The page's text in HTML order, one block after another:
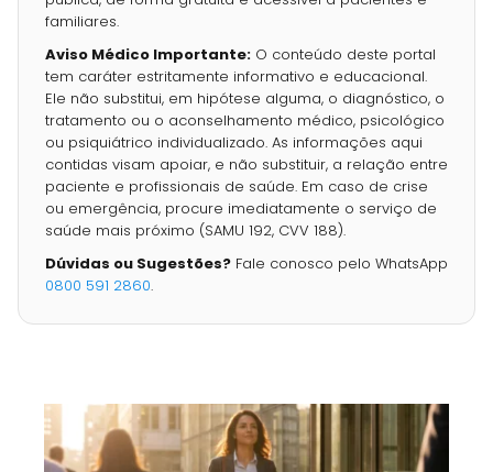
familiares.
Aviso Médico Importante: O conteúdo deste portal
tem caráter estritamente informativo e educacional.
Ele não substitui, em hipótese alguma, o diagnóstico, o
tratamento ou o aconselhamento médico, psicológico
ou psiquiátrico individualizado. As informações aqui
contidas visam apoiar, e não substituir, a relação entre
paciente e profissionais de saúde. Em caso de crise
ou emergência, procure imediatamente o serviço de
saúde mais próximo (SAMU 192, CVV 188).
Dúvidas ou Sugestões? Fale conosco pelo WhatsApp
0800 591 2860.